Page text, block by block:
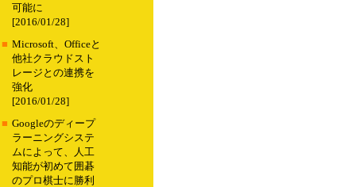
可能に
[2016/01/28]
■ Microsoft、Officeと
他社クラウドスト
レージとの連携を
強化
[2016/01/28]
■ Googleのディープ
ラーニングシステ
ムによって、人工
知能が初めて囲碁
のプロ棋士に勝利